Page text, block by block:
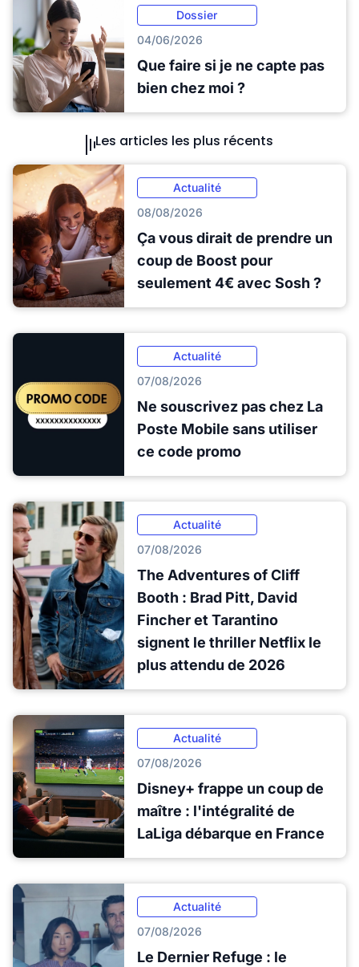
Dossier
04/06/2026
Que faire si je ne capte pas
bien chez moi ?
Les articles les plus récents
Actualité
08/08/2026
Ça vous dirait de prendre un
coup de Boost pour
seulement 4€ avec Sosh ?
Actualité
07/08/2026
Ne souscrivez pas chez La
Poste Mobile sans utiliser
ce code promo
Actualité
07/08/2026
The Adventures of Cliff
Booth : Brad Pitt, David
Fincher et Tarantino
signent le thriller Netflix le
plus attendu de 2026
Actualité
07/08/2026
Disney+ frappe un coup de
maître : l'intégralité de
LaLiga débarque en France
Actualité
07/08/2026
Le Dernier Refuge : le